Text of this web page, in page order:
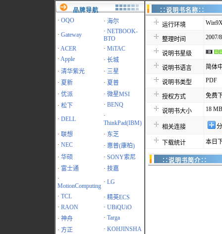
品牌导航
· OQO · 海尔
· Gateway · NETBOOK-
BTO
· ACER · MiTAC
· Apple · 长城
· 清华紫光 · 三星
· 夏新 · 夏普
· 优派 · 微星MSI
· 松下 · BENQ
· DELL
·
ThinkPad(IBM)
· 联想 · 东芝
· NEC · 惠普(康柏)
· 华硕 · SONY索尼
· 富士通 · 技嘉
·
MotionComputing
· LG
· TCL · 精英ECS
· RAON · UBiQUiO
· 神舟 · Targa
· 方正 · KOHJINSHA
∷说明书名
运行环境
整理时间 2007/
说明书星级
说明书语言 简体
说明书类型 PDF
授权方式 免费
说明书大小 18 MB
相关连接
下载统计 本日
∷说明书简介∷